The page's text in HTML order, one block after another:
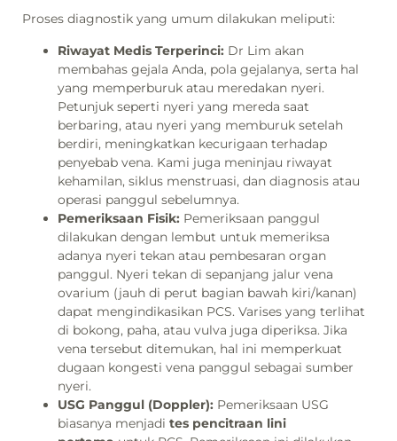
Proses diagnostik yang umum dilakukan meliputi:
Riwayat Medis Terperinci: Dr Lim akan
membahas gejala Anda, pola gejalanya, serta hal
yang memperburuk atau meredakan nyeri.
Petunjuk seperti nyeri yang mereda saat
berbaring, atau nyeri yang memburuk setelah
berdiri, meningkatkan kecurigaan terhadap
penyebab vena. Kami juga meninjau riwayat
kehamilan, siklus menstruasi, dan diagnosis atau
operasi panggul sebelumnya.
Pemeriksaan Fisik: Pemeriksaan panggul
dilakukan dengan lembut untuk memeriksa
adanya nyeri tekan atau pembesaran organ
panggul. Nyeri tekan di sepanjang jalur vena
ovarium (jauh di perut bagian bawah kiri/kanan)
dapat mengindikasikan PCS. Varises yang terlihat
di bokong, paha, atau vulva juga diperiksa. Jika
vena tersebut ditemukan, hal ini memperkuat
dugaan kongesti vena panggul sebagai sumber
nyeri.
USG Panggul (Doppler): Pemeriksaan USG
biasanya menjadi tes pencitraan lini